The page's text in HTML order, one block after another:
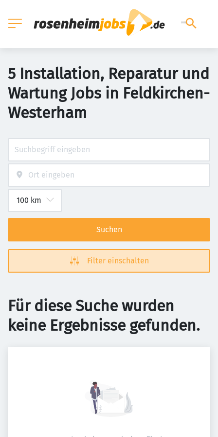
5 Installation, Reparatur und
Wartung Jobs in Feldkirchen-
Westerham
Suchen
Filter einschalten
Für diese Suche wurden
keine Ergebnisse gefunden.